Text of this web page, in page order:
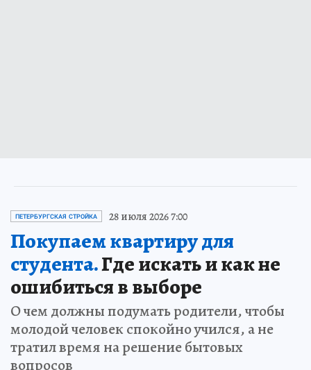
ПЕТЕРБУРГСКАЯ СТРОЙКА 28 июля 2026 7:00
Покупаем квартиру для
студента.Где искать и как не
ошибиться в выборе
О чем должны подумать родители, чтобы
молодой человек спокойно учился, а не
тратил время на решение бытовых
вопросов